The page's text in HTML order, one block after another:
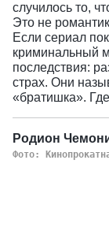
случилось то,
Это не
Если сериал
криминальный
последствия:
страх. Они
«братишка».
Родион
Фото: